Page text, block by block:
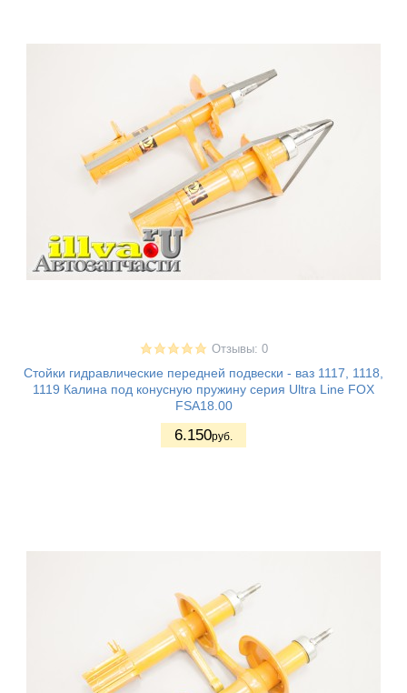
Отзывы: 0
Стойки гидравлические передней подвески - ваз 1117, 1118,
1119 Калина под конусную пружину серия Ultra Line FOX
FSA18.00
6.150руб.